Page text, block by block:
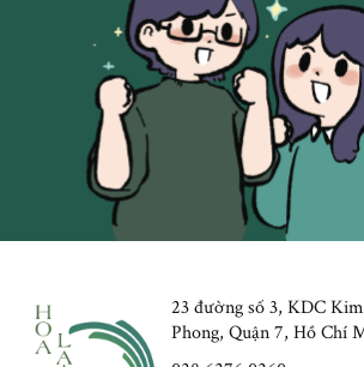
23 đường số 3, KDC
Phong, Quận 7, Hồ Chí